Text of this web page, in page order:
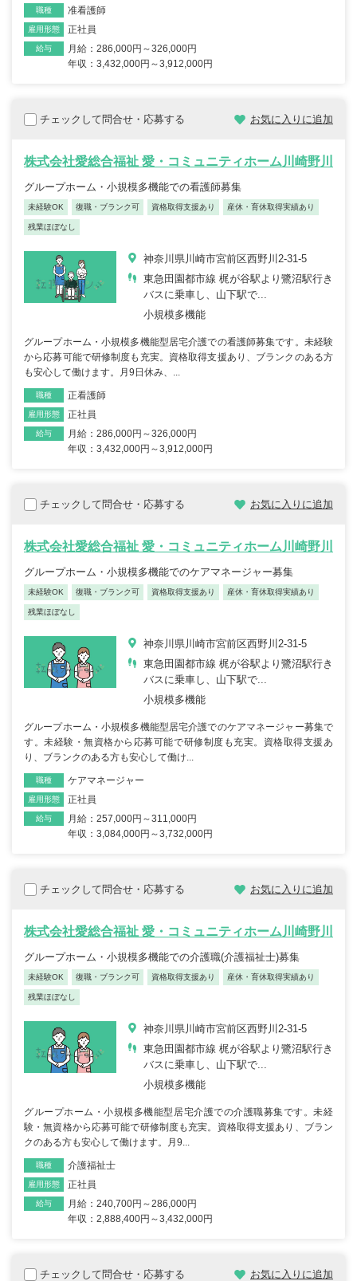
職種 准看護師
雇用形態 正社員
給与
月給：286,000円～326,000円
年収：3,432,000円～3,912,000円
チェックして問合せ・応募する お気に入りに追加
株式会社愛総合福祉 愛・コミュニティホーム川崎野川
グループホーム・小規模多機能での看護師募集
未経験OK 復職・ブランク可 資格取得支援あり 産休・育休取得実績あり
残業ほぼなし
神奈川県川崎市宮前区西野川2-31-5
東急田園都市線 梶が谷駅より鷺沼駅行き
バスに乗車し、山下駅で...
小規模多機能
グループホーム・小規模多機能型居宅介護での看護師募集です。未経験
から応募可能で研修制度も充実。資格取得支援あり、ブランクのある方
も安心して働けます。月9日休み、...
職種 正看護師
雇用形態 正社員
給与
月給：286,000円～326,000円
年収：3,432,000円～3,912,000円
チェックして問合せ・応募する お気に入りに追加
株式会社愛総合福祉 愛・コミュニティホーム川崎野川
グループホーム・小規模多機能でのケアマネージャー募集
未経験OK 復職・ブランク可 資格取得支援あり 産休・育休取得実績あり
残業ほぼなし
神奈川県川崎市宮前区西野川2-31-5
東急田園都市線 梶が谷駅より鷺沼駅行き
バスに乗車し、山下駅で...
小規模多機能
グループホーム・小規模多機能型居宅介護でのケアマネージャー募集で
す。未経験・無資格から応募可能で研修制度も充実。資格取得支援あ
り、ブランクのある方も安心して働け...
職種 ケアマネージャー
雇用形態 正社員
給与
月給：257,000円～311,000円
年収：3,084,000円～3,732,000円
チェックして問合せ・応募する お気に入りに追加
株式会社愛総合福祉 愛・コミュニティホーム川崎野川
グループホーム・小規模多機能での介護職(介護福祉士)募集
未経験OK 復職・ブランク可 資格取得支援あり 産休・育休取得実績あり
残業ほぼなし
神奈川県川崎市宮前区西野川2-31-5
東急田園都市線 梶が谷駅より鷺沼駅行き
バスに乗車し、山下駅で...
小規模多機能
グループホーム・小規模多機能型居宅介護での介護職募集です。未経
験・無資格から応募可能で研修制度も充実。資格取得支援あり、ブラン
クのある方も安心して働けます。月9...
職種 介護福祉士
雇用形態 正社員
給与
月給：240,700円～286,000円
年収：2,888,400円～3,432,000円
チェックして問合せ・応募する お気に入りに追加